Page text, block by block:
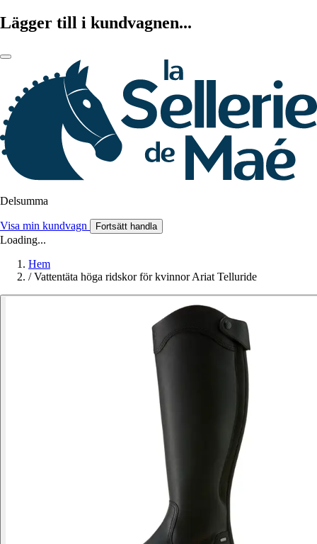
Lägger till i kundvagnen...
Delsumma
Visa min kundvagn Fortsätt handla
Loading...
Hem
/ Vattentäta höga ridskor för kvinnor Ariat Telluride